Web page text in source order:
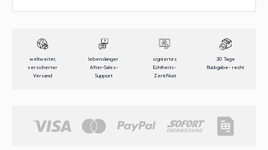
weltweiter,
versicherter
Versand
lebenslanger
After-Sales-
Support
signiertes
Echtheits-
Zertifikat
30 Tage
Rückgabe- recht